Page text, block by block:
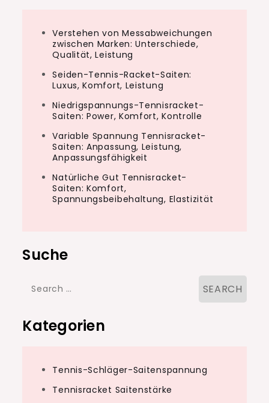
Verstehen von Messabweichungen
zwischen Marken: Unterschiede,
Qualität, Leistung
Seiden-Tennis-Racket-Saiten:
Luxus, Komfort, Leistung
Niedrigspannungs-Tennisracket-
Saiten: Power, Komfort, Kontrolle
Variable Spannung Tennisracket-
Saiten: Anpassung, Leistung,
Anpassungsfähigkeit
Natürliche Gut Tennisracket-
Saiten: Komfort,
Spannungsbeibehaltung, Elastizität
Suche
Search
Kategorien
Tennis-Schläger-Saitenspannung
Tennisracket Saitenstärke